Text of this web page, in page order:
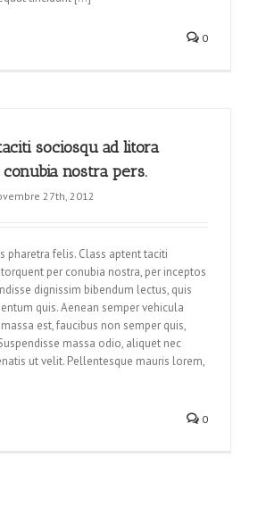
0
sociosqu ad litora
nostra pers.
27th, 2012
pharetra felis. Class aptent taciti
per conubia nostra, per inceptos
dignissim bibendum lectus, quis
quis. Aenean semper vehicula
est, faucibus non semper quis,
massa odio, aliquet nec
ut velit. Pellentesque mauris lorem,
0